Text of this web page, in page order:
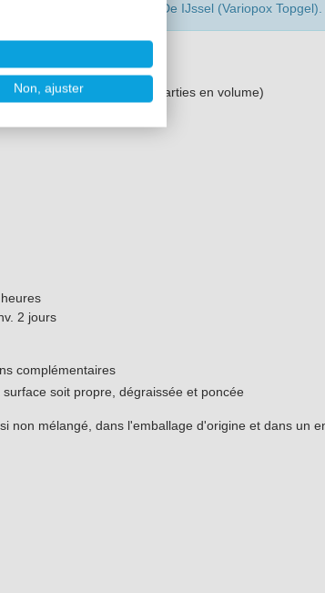
kg est fourni en emballage De IJssel (Variopox Topgel).
en poids) ou 100:55 (parties en volume)
2 jours
complémentaires
soit propre, dégraissée et poncée
non mélangé, dans l'emballage d'origine et dans un
Non, ajuster